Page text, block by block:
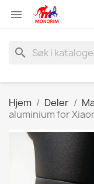

search
Hjem Deler
aluminium for